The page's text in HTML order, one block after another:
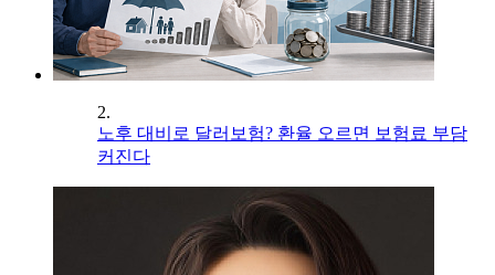
2.
노후 대비로 달러보험? 환율 오르면 보험료 부담
커진다